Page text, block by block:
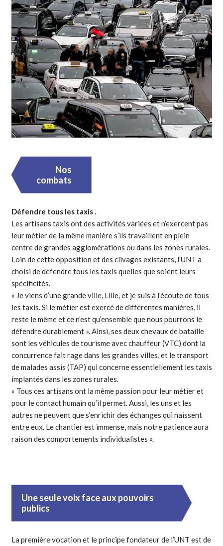
Nos
combats
Défendre tous les taxis .
Les artisans taxis ont des activités variées et n’exercent pas
leur métier de la même manière s’ils travaillent en plein
centre de grandes agglomérations ou dans les zones rurales.
Loin de cette opposition et des clivages existants, l’UNT a
choisi de défendre tous les taxis quelles que soient leurs
spécificités.
« Je viens d’une grande ville, Lille, et je suis à l’écoute de tous
les taxis. Si le métier est exercé de différentes manières, il
reste le même et ce n’est qu’ensemble que nous pourrons le
défendre durablement ». Ainsi, ses deux chevaux de bataille
sont les véhicules de tourisme avec chauffeur (VTC) dont la
concurrence fait rage dans les grandes villes, et le transport
de malades assis (TAP) qui concerne essentiellement les taxis
implantés dans les zones rurales.
« Tous ces artisans ont la même passion pour leur métier et
pour le contact humain qu’il permet. Aussi, les uns et les
autres ne peuvent que s’enrichir des échanges qui naissent
entre eux. Le chantier est immense, mais notre patience aura
raison des comportements individualistes ».
Une seule voix face aux pouvoirs
publics
La première vocation et le principe fondateur de l’UNT est de